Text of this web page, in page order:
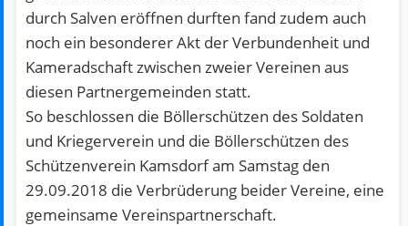
durch Salven eröffnen durften fand zudem auch
noch ein besonderer Akt der Verbundenheit und
Kameradschaft zwischen zweier Vereinen aus
diesen Partnergemeinden statt.
So beschlossen die Böllerschützen des Soldaten
und Kriegerverein und die Böllerschützen des
Schützenverein Kamsdorf am Samstag den
29.09.2018 die Verbrüderung beider Vereine, eine
gemeinsame Vereinspartnerschaft.